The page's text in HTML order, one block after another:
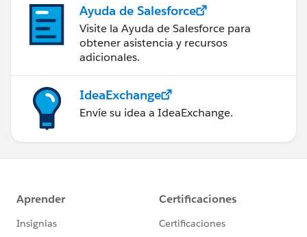
ELSEIF STR(MONTH([Date])) = '5' THEN 'May'
ELSEIF STR(MONTH([Date])) = '6' THEN 'Jun'
ELSEIF STR(MONTH([Date])) = '7' THEN 'Jul'
ELSEIF STR(MONTH([Date])) = '8' THEN 'Aug'
ELSEIF STR(MONTH([Date])) = '9' THEN 'Sep'
ELSEIF STR(MONTH([Date])) = '10' THEN 'Oct'
ELSEIF STR(MONTH([Date])) = '11' THEN 'Nov'
ELSEIF STR(MONTH([Date])) = '12' THEN 'Dec'
END
IF STR(QUARTER([Fiscal Date])) = '1' THEN '4'
ELSEIF STR(QUARTER([Fiscal Date])) = '2' THEN '1'
Ayuda de Salesforce
Visite la Ayuda de Salesforce para
obtener asistencia y recursos
adicionales.
IdeaExchange
Envíe su idea a IdeaExchange.